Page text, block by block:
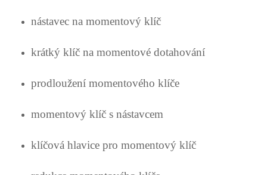
nástavec na momentový klíč
krátký klíč na momentové dotahování
prodloužení momentového klíče
momentový klíč s nástavcem
klíčová hlavice pro momentový klíč